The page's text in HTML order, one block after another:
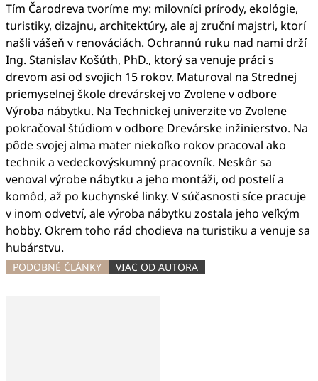
Tím Čarodreva tvoríme my: milovníci prírody, ekológie,
turistiky, dizajnu, architektúry, ale aj zruční majstri, ktorí
našli vášeň v renováciách. Ochrannú ruku nad nami drží
Ing. Stanislav Košúth, PhD., ktorý sa venuje práci s
drevom asi od svojich 15 rokov. Maturoval na Strednej
priemyselnej škole drevárskej vo Zvolene v odbore
Výroba nábytku. Na Technickej univerzite vo Zvolene
pokračoval štúdiom v odbore Drevárske inžinierstvo. Na
pôde svojej alma mater niekoľko rokov pracoval ako
technik a vedeckovýskumný pracovník. Neskôr sa
venoval výrobe nábytku a jeho montáži, od postelí a
komôd, až po kuchynské linky. V súčasnosti síce pracuje
v inom odvetví, ale výroba nábytku zostala jeho veľkým
hobby. Okrem toho rád chodieva na turistiku a venuje sa
hubárstvu.
PODOBNÉ ČLÁNKY VIAC OD AUTORA